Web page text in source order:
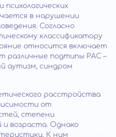
психологических
в нарушении
Согласно
классификатору
относится включает
различные подтипы РАС –
аутизм, синдром
расстройства
от
степени
и возраста. Однако
К ним